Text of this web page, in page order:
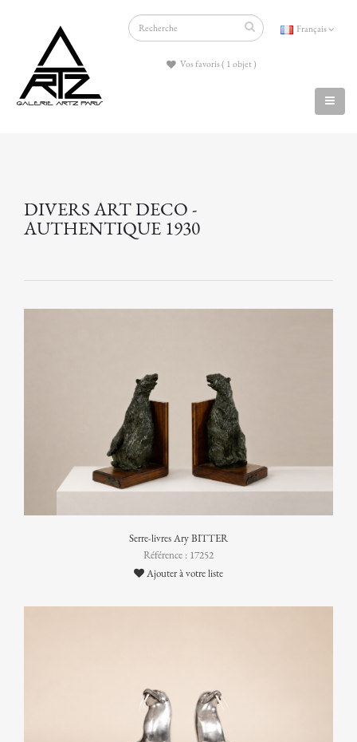
Français
Vos favoris ( 1 objet )
DIVERS ART DECO -
AUTHENTIQUE 1930
Serre-livres Ary BITTER
Référence : 17252
Ajouter à votre liste